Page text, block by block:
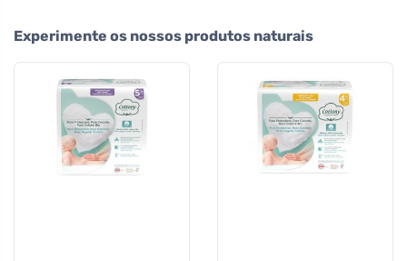
Experimente os nossos produtos naturais